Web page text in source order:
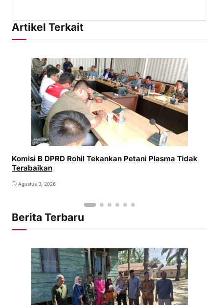
Artikel Terkait
Komisi B DPRD Rohil Tekankan Petani Plasma Tidak
Terabaikan
Agustus 3, 2026
Berita Terbaru